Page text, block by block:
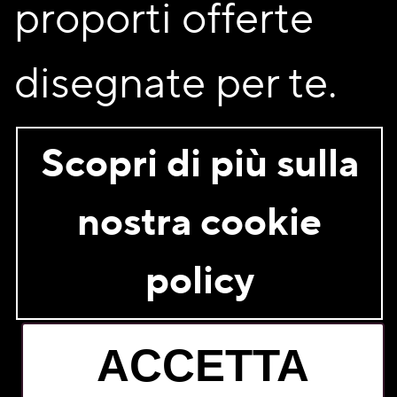
Sono un socio
Non sono un socio
Acconsento al trattamento dei miei dati personali per i
proporti offerte
disegnate per te.
Scopri di più sulla
nostra cookie
policy
ACCETTA